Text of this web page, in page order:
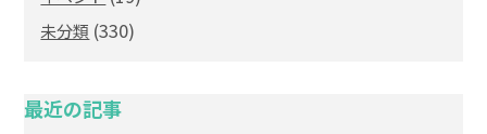
未分類 (330)
最近の記事